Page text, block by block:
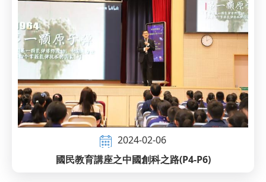
2024-02-06
國民教育講座之中國創科之路(P4-P6)